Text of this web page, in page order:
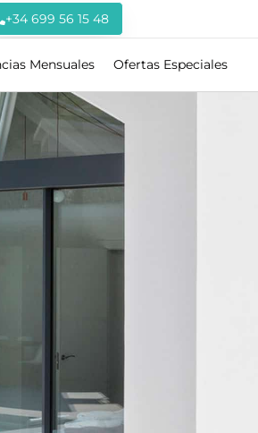
+34 699 56 15 48
Mensuales Ofertas Especiales